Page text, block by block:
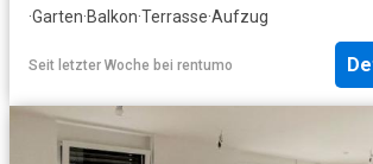
·Garten·Balkon·Terrasse·Aufzug
Seit letzter Woche bei rentumo